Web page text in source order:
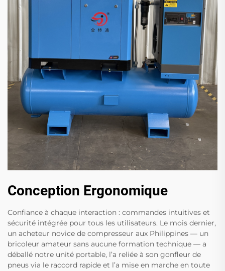
Conception Ergonomique
Confiance à chaque interaction : commandes intuitives et
sécurité intégrée pour tous les utilisateurs. Le mois dernier,
un acheteur novice de compresseur aux Philippines — un
bricoleur amateur sans aucune formation technique — a
déballé notre unité portable, l’a reliée à son gonfleur de
pneus via le raccord rapide et l’a mise en marche en toute